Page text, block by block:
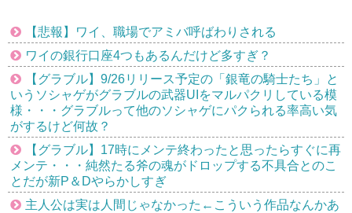
【悲報】ワイ、職場でアミバ呼ばわりされる
ワイの銀行口座4つもあるんだけど多すぎ？
【グラブル】9/26リリース予定の「銀竜の騎士たち」と
いうソシャゲがグラブルの武器UIをマルパクリしている模
様・・・グラブルって他のソシャゲにパクられる率高い気
がするけど何故？
【グラブル】17時にメンテ終わったと思ったらすぐに再
メンテ・・・純然たる斧の魂がドロップする不具合とのこ
とだが新P＆Dやらかしすぎ
主人公は実は人間じゃなかった←こういう作品なんかあ